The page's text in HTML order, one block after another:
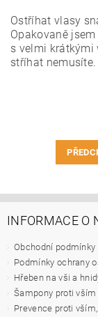
Ostříhat vlasy
Opakovaně
s velmi krátkými
stříhat nemusíte.
INFORMACE O
Obchodní podmínky
Podmínky ochrany
Hřeben na vši a
Šampony proti
Prevence proti